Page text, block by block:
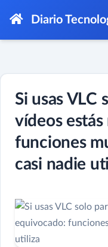
Diario
Si usas VLC
vídeos
funciones
casi nadie